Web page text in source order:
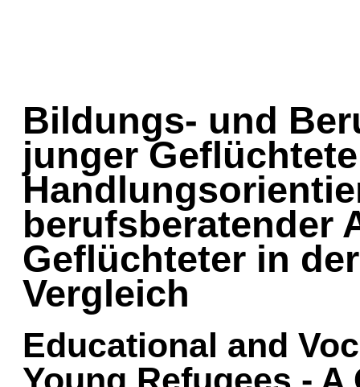
Bildungs- und
junger
berufsberatender
Geflüchteter in
Vergleich
Educational and